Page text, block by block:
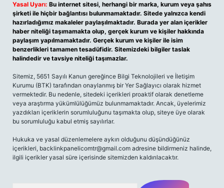
Yasal Uyarı: Bu internet sitesi, herhangi bir marka, kurum veya şahıs
şirketi ile hiçbir bağlantısı bulunmamaktadır. Sitede yalnızca kendi
hazırladığımız makaleler paylaşılmaktadır. Burada yer alan içerikler
haber niteliği taşımamakta olup, gerçek kurum ve kişiler hakkında
paylaşım yapılmamaktadır. Gerçek kurum ve kişiler ile isim
benzerlikleri tamamen tesadüfidir. Sitemizdeki bilgiler taslak
halindedir ve tavsiye niteliği taşımazlar.
Sitemiz, 5651 Sayılı Kanun gereğince Bilgi Teknolojileri ve İletişim
Kurumu (BTK) tarafından onaylanmış bir Yer Sağlayıcı olarak hizmet
vermektedir. Bu nedenle, sitedeki içerikleri proaktif olarak denetleme
veya araştırma yükümlülüğümüz bulunmamaktadır. Ancak, üyelerimiz
yazdıkları içeriklerin sorumluluğunu taşımakta olup, siteye üye olarak
bu sorumluluğu kabul etmiş sayılırlar.
Hukuka ve yasal düzenlemelere aykırı olduğunu düşündüğünüz
içerikleri, backlinkpanelicomtr@gmail.com adresine bildirmeniz halinde,
ilgili içerikler yasal süre içerisinde sitemizden kaldırılacaktır.